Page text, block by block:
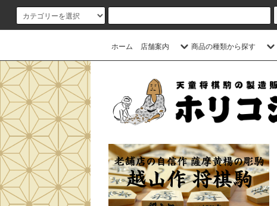
ホーム 店舗案内 商品の種類から探す